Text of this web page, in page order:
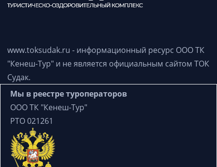
www.toksudak.ru - информационный ресурс ООО ТК
"Кенеш-Тур" и не является официальным сайтом ТОК
Судак.
Мы в реестре туроператоров
ООО ТК "Кенеш-Тур"
РТО 021261